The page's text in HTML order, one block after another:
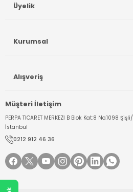
Müşteri İletişim
PERPA TİCARET MERKEZİ B Blok Kat:8 No:1098 Şişli/
İstanbul
0212 912 46 36
Üyelik
Kurumsal
Alışveriş